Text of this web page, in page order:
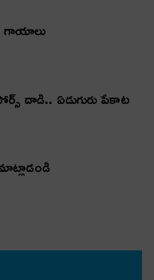
గాయాలు
దాడి.. ఏడుగురు పేకాట